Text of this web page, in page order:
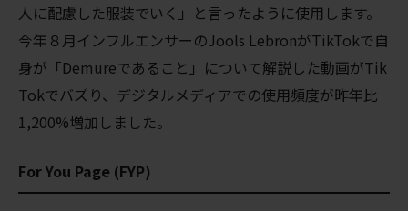
人に配慮した服装でいく」と言ったように使用します。
今年８月インフルエンサーのJools LebronがTikTokで自
身が「Demureであること」について解説した動画がTik
Tokでバズり、デジタルメディアでの使用頻度が昨年比
1,200%増加しました。
For You Page (FYP)